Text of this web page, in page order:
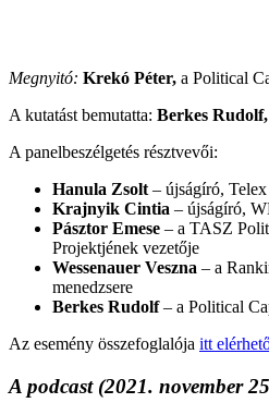
Megnyitó: Krekó Péter, a Political
A kutatást bemutatta: Berkes Rudolf,
A panelbeszélgetés résztvevői:
Hanula Zsolt – újságíró, Telex
Krajnyik Cintia – újságíró,
Pásztor Emese – a TASZ
Projektjének vezetője
Wessenauer Veszna – a
menedzsere
Berkes Rudolf– a Political
Az esemény összefoglalója itt
A podcast(2021. november